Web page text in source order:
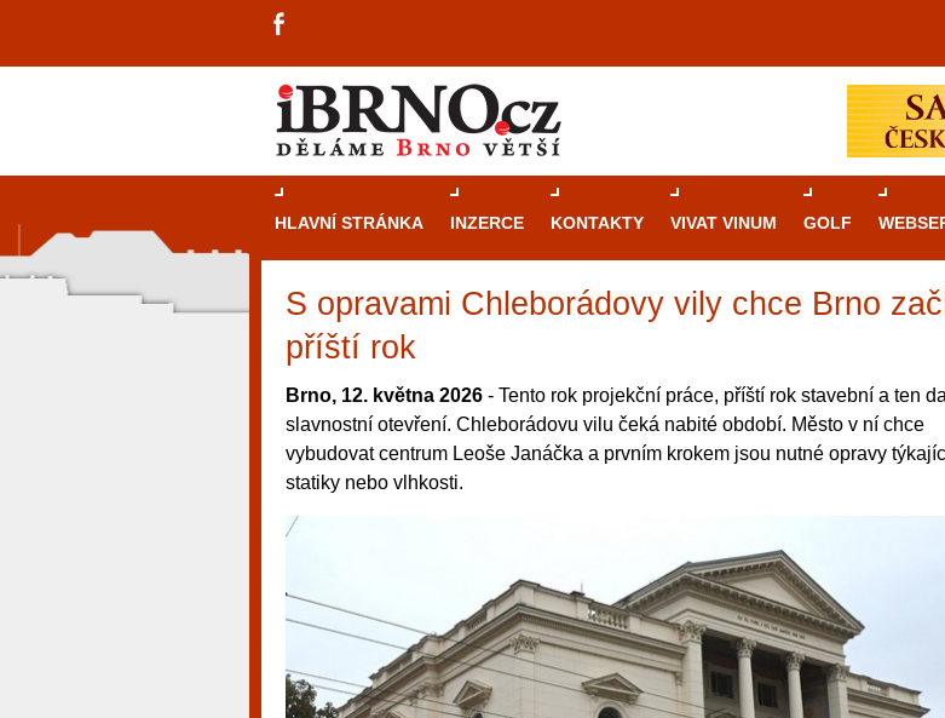
HLAVNÍ STRÁNKA INZERCE KONTAKTY VIVAT VINUM GOLF
S opravami Chleborádovy vily chce Brno
příští rok
Brno, 12. května 2026 - Tento rok projekční práce, příští rok stavební a ten
slavnostní otevření. Chleborádovu vilu čeká nabité období. Město v ní chce
vybudovat centrum Leoše Janáčka a prvním krokem jsou nutné opravy
statiky nebo vlhkosti.
Průvodce
kasinovými hrami v
Brno je městem známým pro zajímavé
restaurace, divadla a univerzity. Mimo jiné
různé kasinové hry. V neustále kvetoucí
návštěvníky, tak pro příležitostné hráče. V...